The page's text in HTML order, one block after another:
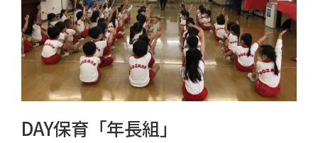
DAY保育「年長組」